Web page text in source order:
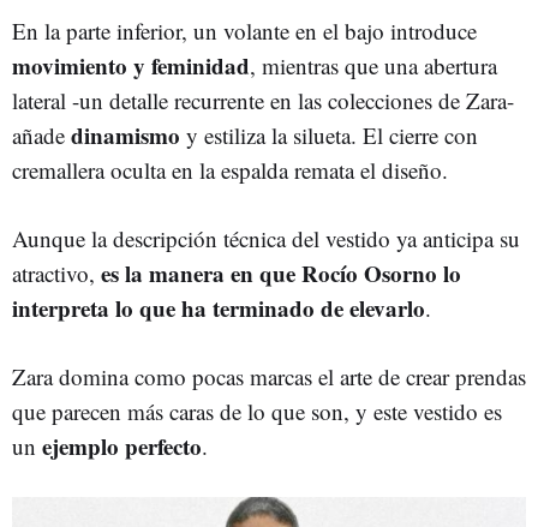
En la parte inferior, un volante en el bajo introduce
movimiento y feminidad, mientras que una abertura
lateral -un detalle recurrente en las colecciones de Zara-
añade dinamismo y estiliza la silueta. El cierre con
cremallera oculta en la espalda remata el diseño.
Aunque la descripción técnica del vestido ya anticipa su
atractivo, es la manera en que Rocío Osorno lo
interpreta lo que ha terminado de elevarlo.
Zara domina como pocas marcas el arte de crear prendas
que parecen más caras de lo que son, y este vestido es
un ejemplo perfecto.